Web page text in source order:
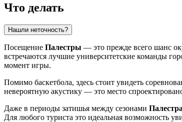
Что делать
Нашли неточность?
Посещение Палестры — это прежде всего шанс
встречаются лучшие университетские команды
момент игры.
Помимо баскетбола, здесь стоит увидеть
невероятную акустику — это место
Даже в периоды затишья между сезонами Палестра
Для любого туриста это идеальная возможность